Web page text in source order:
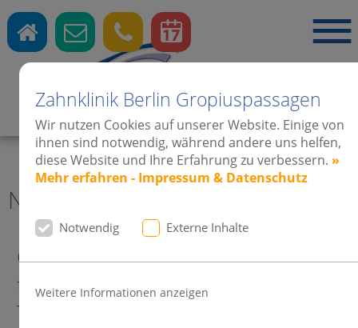
Zahnklinik Berlin Gropiuspassagen
Wir nutzen Cookies auf unserer Website. Einige von
ihnen sind notwendig, während andere uns helfen,
diese Website und Ihre Erfahrung zu verbessern. »
Mehr erfahren - Impressum & Datenschutz
Notwendig Externe Inhalte
Weitere Informationen anzeigen
Kieferorthopädie Implantate
News aktuell Zahnklinik Berlin
Gesund beginnt im Mund – Ich
feier’ meine Zähne! Das Motto des
Tages der Zahngesundheit 2019